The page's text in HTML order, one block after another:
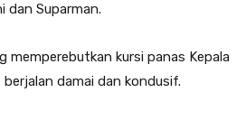
dan Suparman.
kursi panas Kepala
damai dan kondusif.